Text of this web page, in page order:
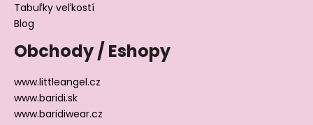
Tabuľky veľkostí
Blog
Obchody / Eshopy
www.littleangel.cz
www.baridi.sk
www.baridiwear.cz